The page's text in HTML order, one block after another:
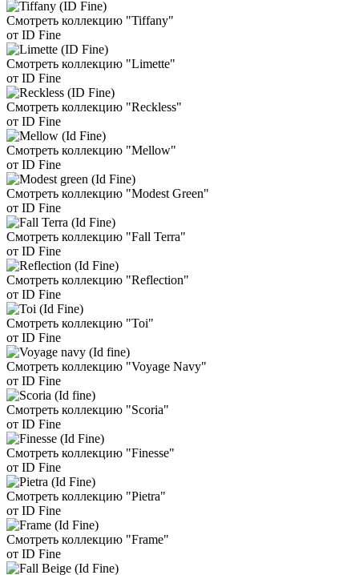
Смотреть коллекцию "Tiffany"
от ID Fine
Смотреть коллекцию "Limette"
от ID Fine
Смотреть коллекцию "Reckless"
от ID Fine
Смотреть коллекцию "Mellow"
от ID Fine
Смотреть коллекцию "Modest Green"
от ID Fine
Смотреть коллекцию "Fall Terra"
от ID Fine
Смотреть коллекцию "Reflection"
от ID Fine
Смотреть коллекцию "Toi"
от ID Fine
Смотреть коллекцию "Voyage Navy"
от ID Fine
Смотреть коллекцию "Scoria"
от ID Fine
Смотреть коллекцию "Finesse"
от ID Fine
Смотреть коллекцию "Pietra"
от ID Fine
Смотреть коллекцию "Frame"
от ID Fine